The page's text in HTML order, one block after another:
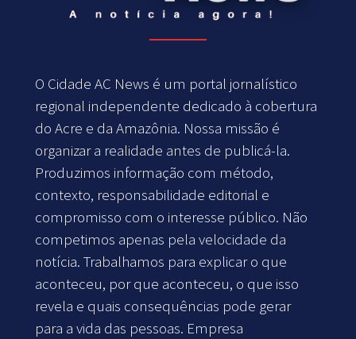
O Cidade AC News é um portal jornalístico
regional independente dedicado à cobertura
do Acre e da Amazônia. Nossa missão é
organizar a realidade antes de publicá-la.
Produzimos informação com método,
contexto, responsabilidade editorial e
compromisso com o interesse público. Não
competimos apenas pela velocidade da
notícia. Trabalhamos para explicar o que
aconteceu, por que aconteceu, o que isso
revela e quais consequências pode gerar
para a vida das pessoas. Empresa